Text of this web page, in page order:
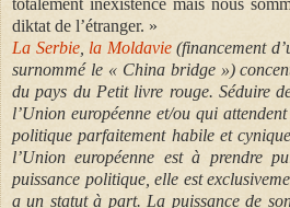
diktat de l’étranger. »
La Serbie, la Moldavie(financement
surnommé le « China bridge »)
du pays du Petit livre rouge. Séduire
l’Union européenne et/ou qui
politique parfaitement habile et
l’Union européenne est à prendre
puissance politique, elle est
a un statut à part. La puissance de